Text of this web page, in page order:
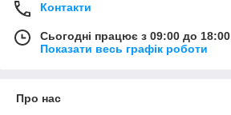
Контакти
Сьогодні працює з 09:00 до 18:00
Показати весь графік роботи
Про нас